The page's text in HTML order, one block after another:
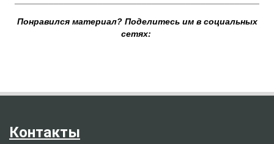
Понравился материал? Поделитесь им в социальных
сетях:
Контакты